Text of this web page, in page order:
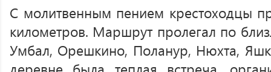
С молитвенным пением крестоходцы
километров. Маршрут пролегал по
Умбал, Орешкино, Поланур, Нюхта,